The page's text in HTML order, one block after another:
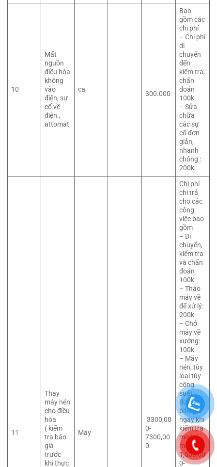
10
Mất
nguồn
điều hòa
không
vào
điện, sự
cố về
điện ,
attomat
ca
300.000
Bao
gồm các
chi phí
– Chi phí
di
chuyển
đến
kiểm tra,
chẩn
đoán
100k
– Sửa
chữa
các sự
cố đơn
giản,
nhanh
chóng :
200k
11
Thay
máy nén
cho điều
hòa
( kiểm
tra báo
giá
trước
khi thực
Máy
3300,00
0-
7300,00
0
Chi phí
chi trả
cho các
công
việc bao
gồm
– Di
chuyển,
kiểm tra
và chẩn
đoán
100k
– Tháo
máy về
để xử lý:
200k
– Chở
máy về
xưởng:
100k
– Máy
nén, tùy
loại tùy
công
suất
được
báo giá
ngay khi
kiểm tra
model
máy:
1,500,00
0-